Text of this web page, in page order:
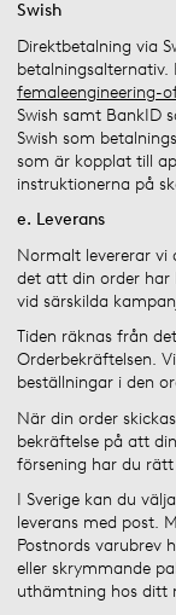
Swish
Direktbetalning via
femaleengineering-
Swish samt BankID
Swish som
som är kopplat till
instruktionerna på
e. Leverans
Normalt levererar
det att din order har
vid särskilda
Tiden räknas från
Orderbekräftelsen.
beställningar i den
När din order
bekräftelse på att
försening har du
I Sverige kan du
leverans med post.
Postnords varubrev
eller skrymmande
uthämtning hos ditt